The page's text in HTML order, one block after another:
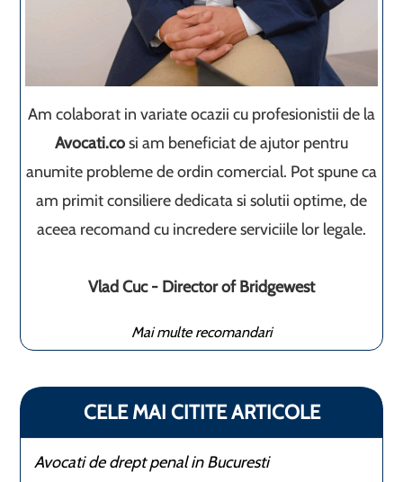
Am colaborat in variate ocazii cu profesionistii de la
Avocati.cosi am beneficiat de ajutor pentru
anumite probleme de ordin comercial. Pot spune ca
am primit consiliere dedicata si solutii optime, de
aceea recomand cu incredere serviciile lor legale.
Vlad Cuc - Director of Bridgewest
Mai multe recomandari
CELE MAI CITITE ARTICOLE
Avocati de drept penal in Bucuresti